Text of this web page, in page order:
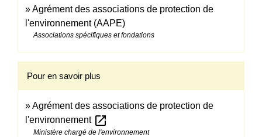
Agrément des associations de protection de
l'environnement (AAPE)
Associations spécifiques et fondations
Pour en savoir plus
Agrément des associations de protection de
l'environnement open_in_new
Ministère chargé de l'environnement